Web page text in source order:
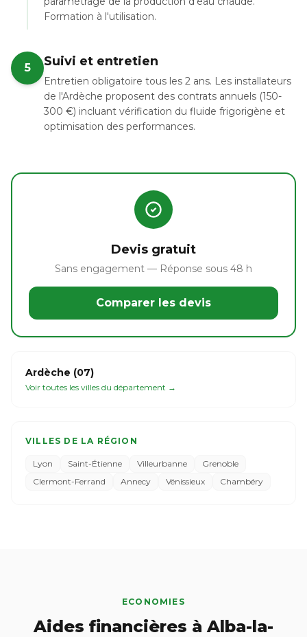
Formation à l'utilisation.
5 Suivi et entretien
Entretien obligatoire tous les 2 ans. Les installateurs
de l'Ardèche proposent des contrats annuels (150-
300 €) incluant vérification du fluide frigorigène et
optimisation des performances.
Devis gratuit
Sans engagement — Réponse sous 48 h
Comparer les devis
Ardèche (07)
Voir toutes les villes du département →
VILLES DE LA RÉGION
Lyon Saint-Étienne Villeurbanne
Grenoble
Clermont-Ferrand
Annecy Vénissieux Chambéry
ECONOMIES
Aides financières à Alba-la-